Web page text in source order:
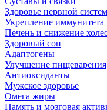
Здоровье нервной
Укрепление иммунитета
Печень и снижение
Здоровый сон
Адаптогены
Улучшение пищеварения
Антиоксиданты
Мужское здоровье
Омега жиры
Память и мозговая